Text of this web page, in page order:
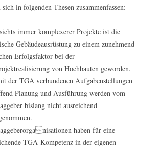
sich in folgenden Thesen zusammenfassen:
immer komplexerer Projekte ist die
Gebäudeausrüstung zu einem zunehmend
Erfolgsfaktor bei der
von Hochbauten geworden.
der TGA verbundenen Aufgabenstellungen
Planung und Ausführung werden vom
bislang nicht ausreichend
nisationen haben für eine
TGA-Kompetenz in der eigenen